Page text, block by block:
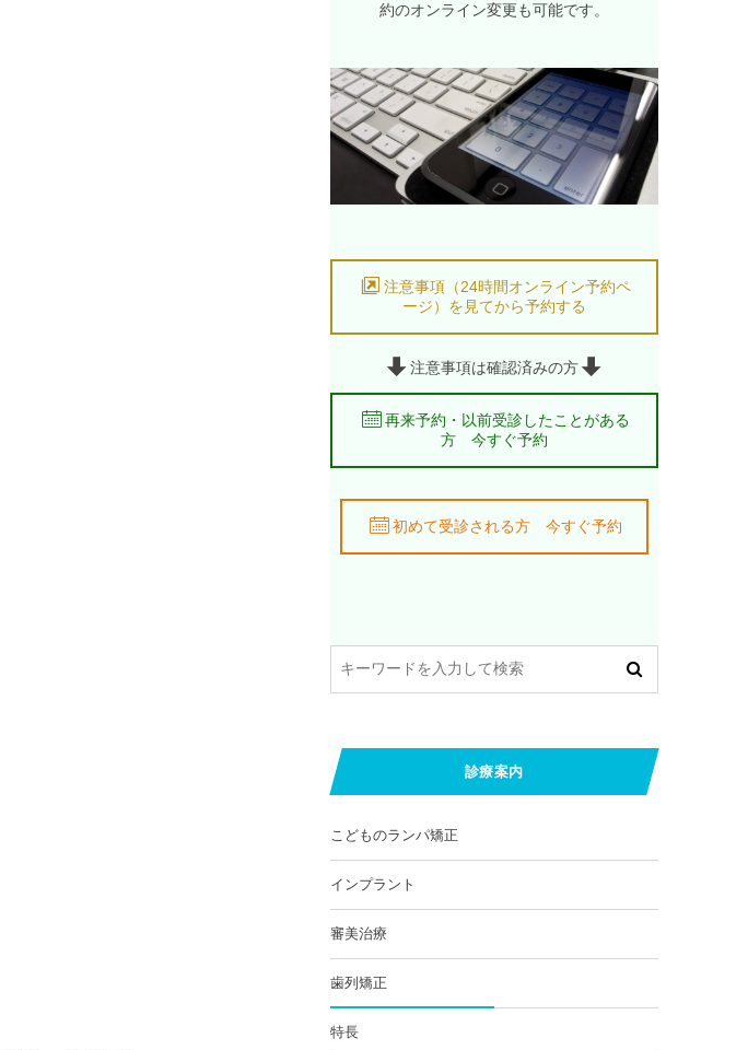
約のオンライン変更も可能です。
注意事項（24時間オンライン予約ペ
ージ）を見てから予約する
注意事項は確認済みの方
再来予約・以前受診したことがある
方 今すぐ予約
初めて受診される方 今すぐ予約
診療案内
こどものランパ矯正
インプラント
審美治療
歯列矯正
特長